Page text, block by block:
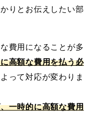
りとお伝えしたい部
費用になることが多
高額な費用を払う必
って対応が変わりま
一時的に高額な費用